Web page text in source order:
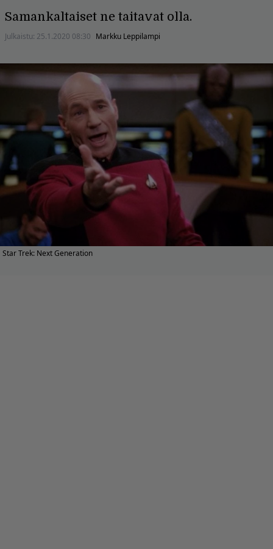
Samankaltaiset ne taitavat olla.
Julkaistu: 25.1.2020 08:30 Markku Leppilampi
Star Trek: Next Generation